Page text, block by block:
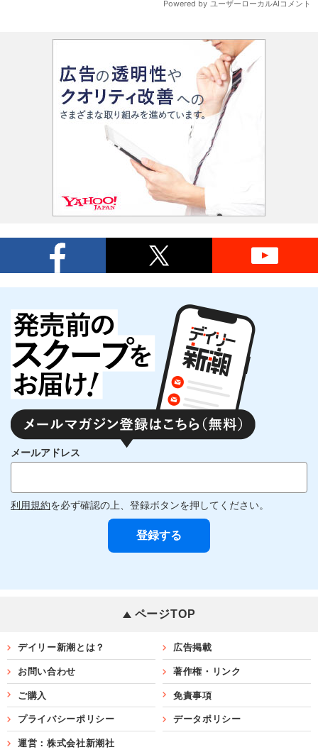
メールアドレス
利用規約を必ず確認の上、登録ボタンを押してください。
ページTOP
デイリー新潮とは？ 広告掲載
お問い合わせ 著作権・リンク
ご購入 免責事項
プライバシーポリシー データポリシー
運営：株式会社新潮社